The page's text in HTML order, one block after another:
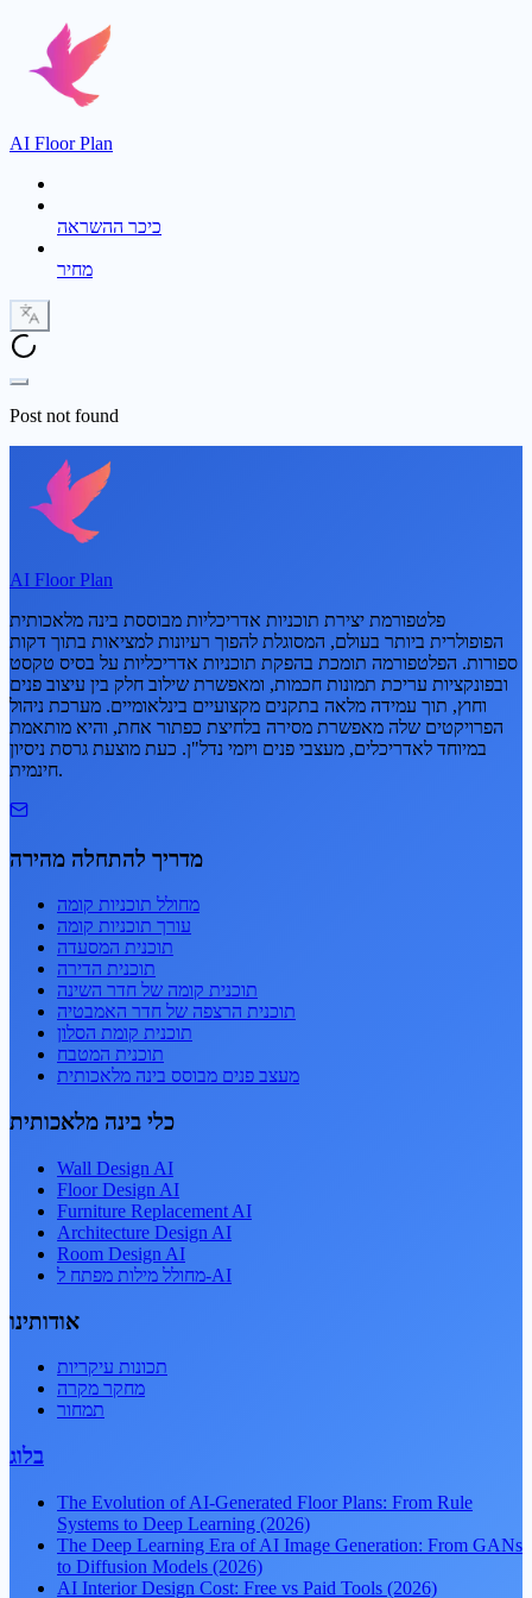
AI Floor Plan
כיכר ההשראה
מחיר
Post not found
AI Floor Plan
פלטפורמת יצירת תוכניות אדריכליות מבוססת בינה מלאכותית
הפופולרית ביותר בעולם, המסוגלת להפוך רעיונות למציאות בתוך דקות
ספורות. הפלטפורמה תומכת בהפקת תוכניות אדריכליות על בסיס טקסט
ובפונקציות עריכת תמונות חכמות, ומאפשרת שילוב חלק בין עיצוב פנים
וחוץ, תוך עמידה מלאה בתקנים מקצועיים בינלאומיים. מערכת ניהול
הפרויקטים שלה מאפשרת מסירה בלחיצת כפתור אחת, והיא מותאמת
במיוחד לאדריכלים, מעצבי פנים ויזמי נדל"ן. כעת מוצעת גרסת ניסיון
חינמית.
מדריך להתחלה מהירה
מחולל תוכניות קומה
עורך תוכניות קומה
תוכנית המסעדה
תוכנית הדירה
תוכנית קומה של חדר השינה
תוכנית הרצפה של חדר האמבטיה
תוכנית קומת הסלון
תוכנית המטבח
מעצב פנים מבוסס בינה מלאכותית
כלי בינה מלאכותית
Wall Design AI
Floor Design AI
Furniture Replacement AI
Architecture Design AI
Room Design AI
מחולל מילות מפתח ל-AI
אודותינו
תכונות עיקריות
מחקר מקרה
תמחור
בלוג
The Evolution of AI-Generated Floor Plans: From Rule
Systems to Deep Learning (2026)
The Deep Learning Era of AI Image Generation: From GANs
to Diffusion Models (2026)
AI Interior Design Cost: Free vs Paid Tools (2026)